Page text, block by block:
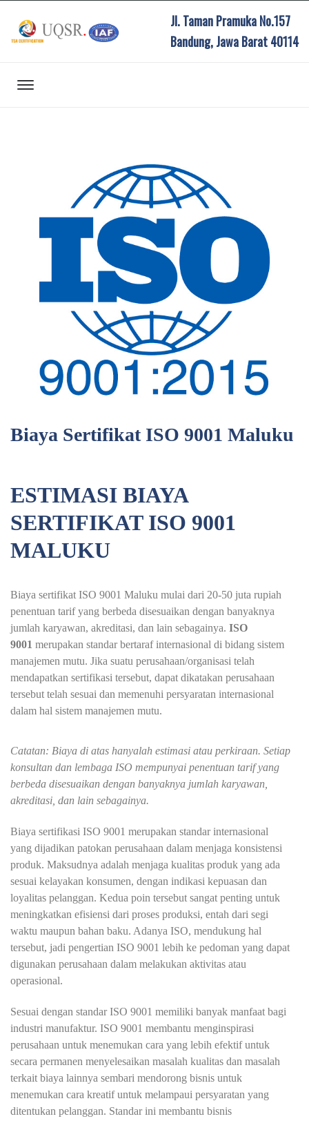
Jl. Taman Pramuka No.157
Bandung, Jawa Barat 40114
Biaya Sertifikat ISO 9001 Maluku
ESTIMASI BIAYA
SERTIFIKAT ISO 9001
MALUKU
Biaya sertifikat ISO 9001 Maluku mulai dari 20-50 juta rupiah
penentuan tarif yang berbeda disesuaikan dengan banyaknya
jumlah karyawan, akreditasi, dan lain sebagainya. ISO
9001 merupakan standar bertaraf internasional di bidang sistem
manajemen mutu. Jika suatu perusahaan/organisasi telah
mendapatkan sertifikasi tersebut, dapat dikatakan perusahaan
tersebut telah sesuai dan memenuhi persyaratan internasional
dalam hal sistem manajemen mutu.
Catatan: Biaya di atas hanyalah estimasi atau perkiraan. Setiap
konsultan dan lembaga ISO mempunyai penentuan tarif yang
berbeda disesuaikan dengan banyaknya jumlah karyawan,
akreditasi, dan lain sebagainya.
Biaya sertifikasi ISO 9001 merupakan standar internasional
yang dijadikan patokan perusahaan dalam menjaga konsistensi
produk. Maksudnya adalah menjaga kualitas produk yang ada
sesuai kelayakan konsumen, dengan indikasi kepuasan dan
loyalitas pelanggan. Kedua poin tersebut sangat penting untuk
meningkatkan efisiensi dari proses produksi, entah dari segi
waktu maupun bahan baku. Adanya ISO, mendukung hal
tersebut, jadi pengertian ISO 9001 lebih ke pedoman yang dapat
digunakan perusahaan dalam melakukan aktivitas atau
operasional.
Sesuai dengan standarISO 9001 memiliki banyak manfaat bagi
industri manufaktur. ISO 9001 membantu menginspirasi
perusahaan untuk menemukan cara yang lebih efektif untuk
secara permanen menyelesaikan masalah kualitas dan masalah
terkait biaya lainnya sembari mendorong bisnis untuk
menemukan cara kreatif untuk melampaui persyaratan yang
ditentukan pelanggan. Standar ini membantu bisnis